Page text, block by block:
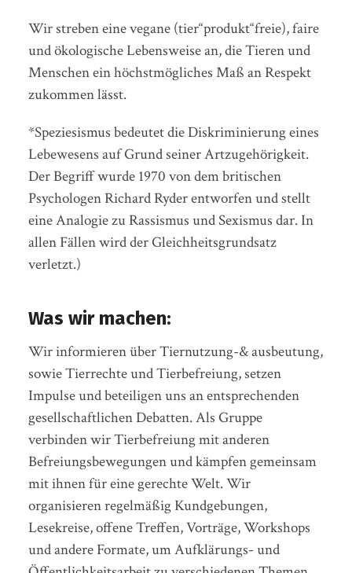
Wir streben eine vegane (tier“produkt“freie), faire
und ökologische Lebensweise an, die Tieren und
Menschen ein höchstmögliches Maß an Respekt
zukommen lässt.
*Speziesismus bedeutet die Diskriminierung eines
Lebewesens auf Grund seiner Artzugehörigkeit.
Der Begriff wurde 1970 von dem britischen
Psychologen Richard Ryder entworfen und stellt
eine Analogie zu Rassismus und Sexismus dar. In
allen Fällen wird der Gleichheitsgrundsatz
verletzt.)
Was wir machen:
Wir informieren über Tiernutzung-& ausbeutung,
sowie Tierrechte und Tierbefreiung, setzen
Impulse und beteiligen uns an entsprechenden
gesellschaftlichen Debatten. Als Gruppe
verbinden wir Tierbefreiung mit anderen
Befreiungsbewegungen und kämpfen gemeinsam
mit ihnen für eine gerechte Welt. Wir
organisieren regelmäßig Kundgebungen,
Lesekreise, offene Treffen, Vorträge, Workshops
und andere Formate, um Aufklärungs- und